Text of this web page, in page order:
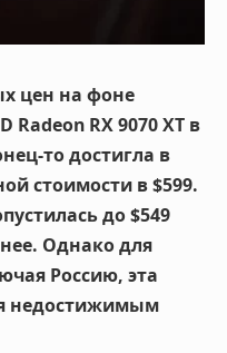
цен на фоне
RX 9070 XT в
то достигла в
стоимости в $599.
до $549
Однако для
Россию, эта
недостижимым